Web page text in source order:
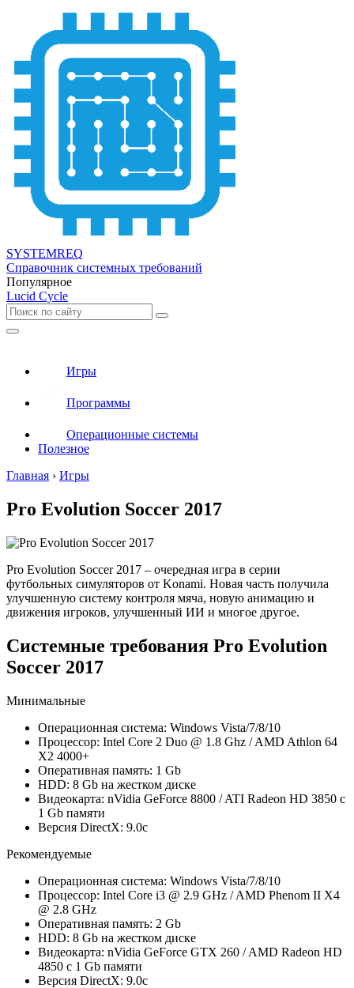
SYSTEMREQ
Справочник системных требований
Популярное
Lucid Cycle
Игры
Программы
Операционные системы
Полезное
Главная › Игры
Pro Evolution Soccer 2017
Pro Evolution Soccer 2017 – очередная игра в серии
футбольных симуляторов от Konami. Новая часть получила
улучшенную систему контроля мяча, новую анимацию и
движения игроков, улучшенный ИИ и многое другое.
Системные требования Pro Evolution
Soccer 2017
Минимальные
Операционная система: Windows Vista/7/8/10
Процессор: Intel Core 2 Duo @ 1.8 Ghz / AMD Athlon 64
X2 4000+
Оперативная память: 1 Gb
HDD: 8 Gb на жестком диске
Видеокарта: nVidia GeForce 8800 / ATI Radeon HD 3850 с
1 Gb памяти
Версия DirectX: 9.0c
Рекомендуемые
Операционная система: Windows Vista/7/8/10
Процессор: Intel Core i3 @ 2.9 GHz / AMD Phenom II X4
@ 2.8 GHz
Оперативная память: 2 Gb
HDD: 8 Gb на жестком диске
Видеокарта: nVidia GeForce GTX 260 / AMD Radeon HD
4850 с 1 Gb памяти
Версия DirectX: 9.0c